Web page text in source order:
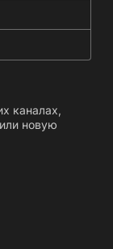
каналах,
новую